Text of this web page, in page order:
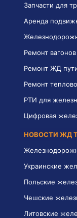
Запчасти для
Аренда
Ремонт вагонов
Ремонт ЖД
Ремонт
РТИ для
Цифровая
НОВОСТИ ЖД
Украинские
Польские
Чешские
Литовские